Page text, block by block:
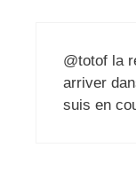
@totof la
arriver
suis en